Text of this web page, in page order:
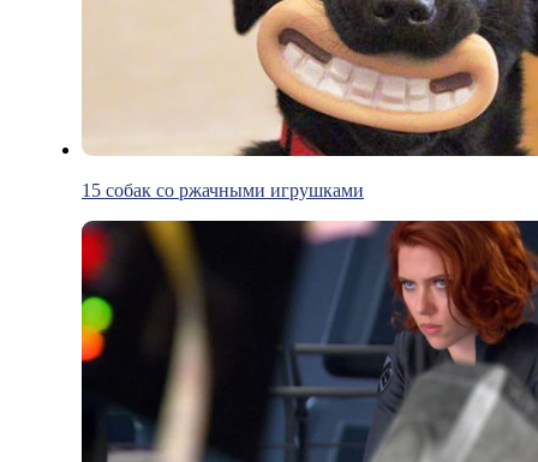
15 собак со ржачными игрушками